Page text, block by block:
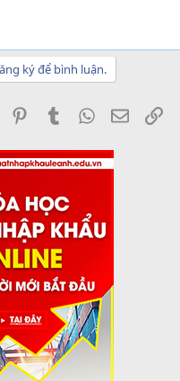
ký để bình luận.
Reddit PinterestTumblrWhatsApp
Email